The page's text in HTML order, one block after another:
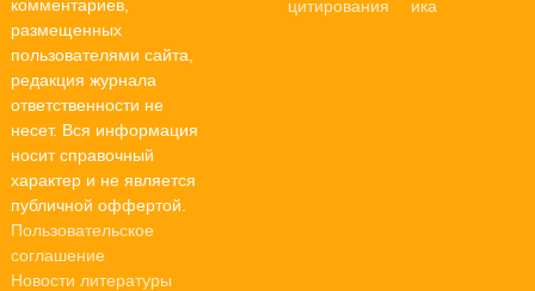
комментариев,
размещенных
пользователями сайта,
редакция журнала
ответственности не
несет. Вся информация
носит справочный
характер и не является
публичной оффертой.
Пользовательское
соглашение
Новости литературы